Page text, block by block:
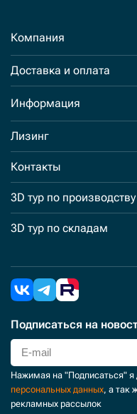
Компания
Доставка и оплата
Информация
Лизинг
Контакты
3D тур по производству
3D тур по складам
Подписаться на
Нажимая на "Подписаться" я
персональных данных, а так
рекламных рассылок